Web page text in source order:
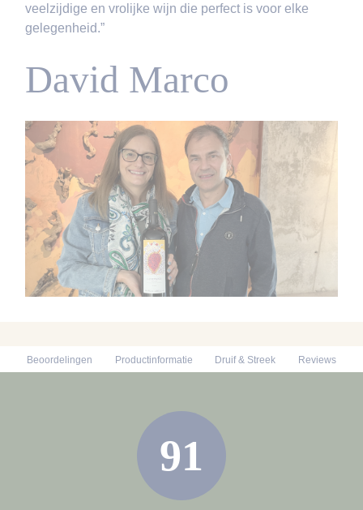
veelzijdige en vrolijke wijn die perfect is voor elke
gelegenheid.”
David Marco
Beoordelingen Productinformatie Druif & Streek Reviews
91